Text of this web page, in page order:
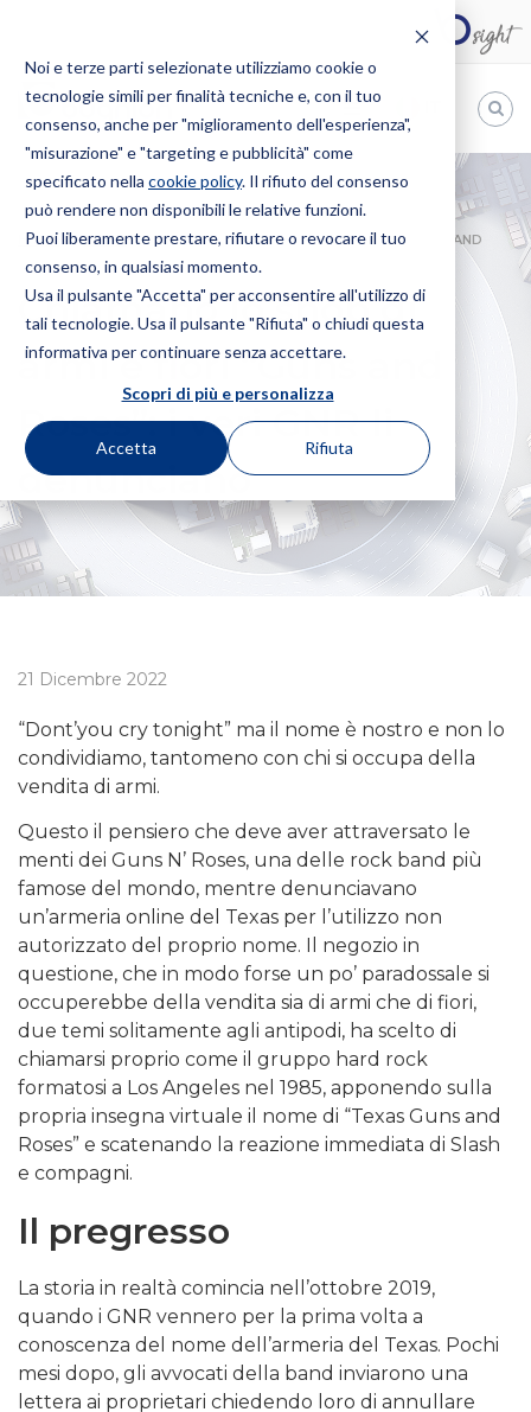
Noi e terze parti selezionate utilizziamo cookie o
tecnologie simili per finalità tecniche e, con il tuo
consenso, anche per "miglioramento dell'esperienza",
"misurazione" e "targeting e pubblicità" come
specificato nella cookie policy. Il rifiuto del consenso
può rendere non disponibili le relative funzioni.
Puoi liberamente prestare, rifiutare o revocare il tuo
consenso, in qualsiasi momento.
Usa il pulsante "Accetta" per acconsentire all'utilizzo di
tali tecnologie. Usa il pulsante "Rifiuta" o chiudi questa
informativa per continuare senza accettare.
Scopri di più e personalizza
Accetta Rifiuta
Bugnion
The
way
HOME NEWS
CHIAMANO LO SHOP DI ARMI E FIORI “GUNS AND
ROSES”: I VERI GNR LI DENUNCIANO
Chiamano lo shop di
armi e fiori “Guns and
Roses”: i veri GNR li
denunciano
21 Dicembre 2022
“Dont’you cry tonight” ma il nome è nostro e non lo
condividiamo, tantomeno con chi si occupa della
vendita di armi.
Questo il pensiero che deve aver attraversato le
menti dei Guns N’ Roses, una delle rock band più
famose del mondo, mentre denunciavano
un’armeria online del Texas per l’utilizzo non
autorizzato del proprio nome. Il negozio in
questione, che in modo forse un po’ paradossale si
occuperebbe della vendita sia di armi che di fiori,
due temi solitamente agli antipodi, ha scelto di
chiamarsi proprio come il gruppo hard rock
formatosi a Los Angeles nel 1985, apponendo sulla
propria insegna virtuale il nome di “Texas Guns and
Roses” e scatenando la reazione immediata di Slash
e compagni.
Il pregresso
La storia in realtà comincia nell’ottobre 2019,
quando i GNR vennero per la prima volta a
conoscenza del nome dell’armeria del Texas. Pochi
mesi dopo, gli avvocati della band inviarono una
lettera ai proprietari chiedendo loro di annullare